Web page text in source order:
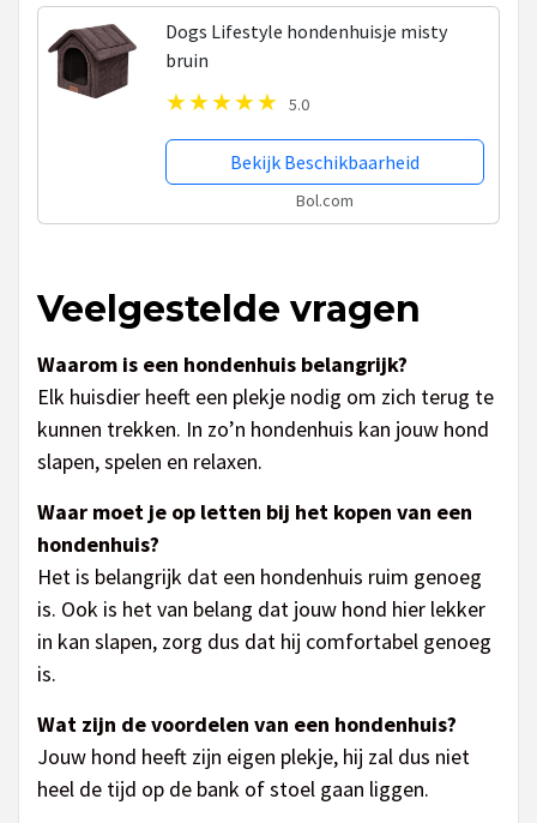
Dogs Lifestyle hondenhuisje misty
bruin
5.0
Bekijk Beschikbaarheid
Bol.com
Veelgestelde vragen
Waarom is een hondenhuis belangrijk?
Elk huisdier heeft een plekje nodig om zich terug te
kunnen trekken. In zo’n hondenhuis kan jouw hond
slapen, spelen en relaxen.
Waar moet je op letten bij het kopen van een
hondenhuis?
Het is belangrijk dat een hondenhuis ruim genoeg
is. Ook is het van belang dat jouw hond hier lekker
in kan slapen, zorg dus dat hij comfortabel genoeg
is.
Wat zijn de voordelen van een hondenhuis?
Jouw hond heeft zijn eigen plekje, hij zal dus niet
heel de tijd op de bank of stoel gaan liggen.